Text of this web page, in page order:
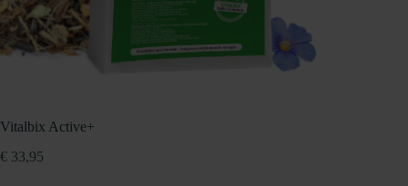
Vitalbix Active+
€ 33,95